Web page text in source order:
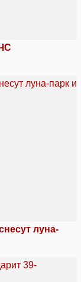
луна-